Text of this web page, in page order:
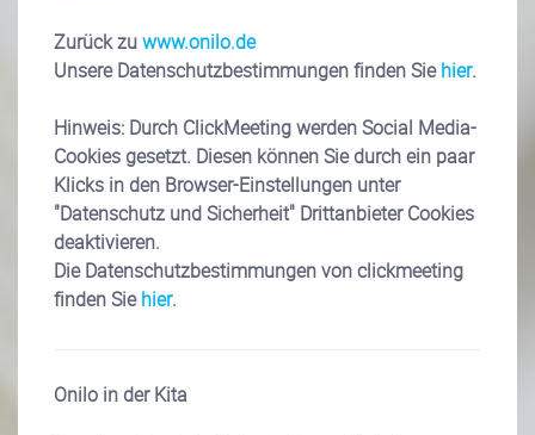
Zurück zuwww.onilo.de
Unsere Datenschutzbestimmungen finden Siehier.
Hinweis: Durch ClickMeeting werden Social Media-
Cookies gesetzt. Diesen können Sie durch ein paar
Klicks in den Browser-Einstellungen unter
"Datenschutz und Sicherheit" Drittanbieter Cookies
deaktivieren.
Die Datenschutzbestimmungen von clickmeeting
finden Siehier.
Onilo in der Kita